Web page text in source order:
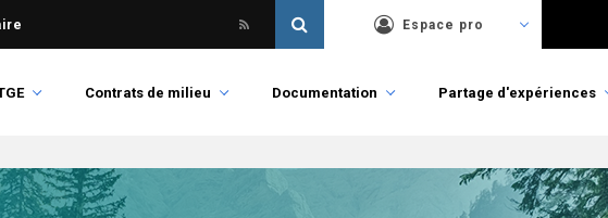
Espace pro
Contrats de milieu Documentation Partage d'expériences